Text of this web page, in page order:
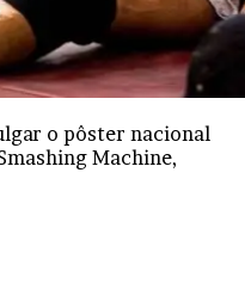
o pôster nacional
Machine,